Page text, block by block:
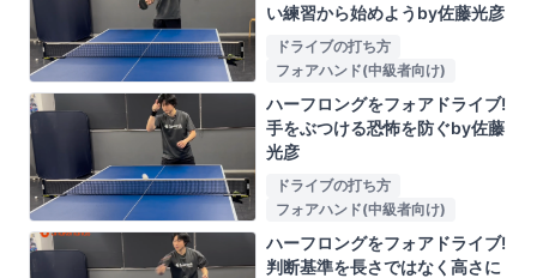
い練習から始めようby佐藤光彦
ドライブの打ち方
フォアハンド(中級者向け)
ハーフロングをフォアドライブ!
手をぶつける恐怖を防ぐby佐藤
光彦
ドライブの打ち方
フォアハンド(中級者向け)
ハーフロングをフォアドライブ!
判断基準を長さではなく高さに